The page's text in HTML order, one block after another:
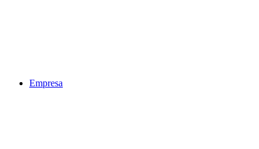
Empresa